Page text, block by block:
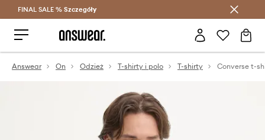
Oszczędzaj z Answear Club >
FINAL SALE % Szczegóły
Answear On Odzież T-shirty i polo T-shirty Converse t-